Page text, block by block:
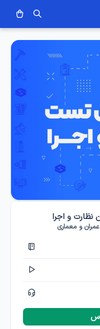
و اجرا
و معماری